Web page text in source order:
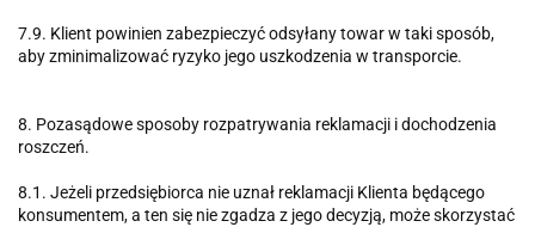
7.9. Klient powinien zabezpieczyć odsyłany towar w taki sposób,
aby zminimalizować ryzyko jego uszkodzenia w transporcie.
8. Pozasądowe sposoby rozpatrywania reklamacji i dochodzenia
roszczeń.
8.1. Jeżeli przedsiębiorca nie uznał reklamacji Klienta będącego
konsumentem, a ten się nie zgadza z jego decyzją, może skorzystać